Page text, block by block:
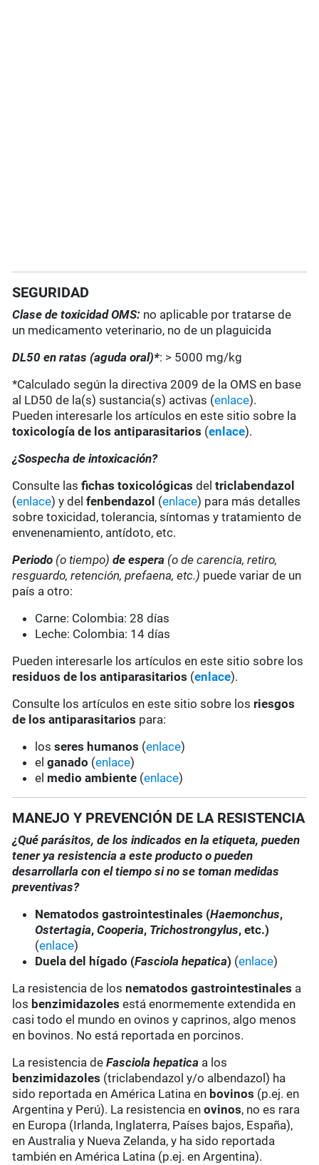
SEGURIDAD
Clase de toxicidad OMS: no aplicable por tratarse de
un medicamento veterinario, no de un plaguicida
DL50 en ratas (aguda oral)*: > 5000 mg/kg
*Calculado según la directiva 2009 de la OMS en base
al LD50 de la(s) sustancia(s) activas (enlace).
Pueden interesarle los artículos en este sitio sobre la
toxicología de los antiparasitarios (enlace).
¿Sospecha de intoxicación?
Consulte lasfichas toxicológicas deltriclabendazol
(enlace) y delfenbendazol (enlace) para más detalles
sobre toxicidad, tolerancia, síntomas y tratamiento de
envenenamiento, antídoto, etc.
Periodo (o tiempo) de espera (o de carencia, retiro,
resguardo, retención, prefaena, etc.) puede variar de un
país a otro:
Carne: Colombia: 28 días
Leche: Colombia: 14 días
Pueden interesarle los artículos en este sitio sobre los
residuos de los antiparasitarios (enlace).
Consulte los artículos en este sitio sobre los riesgos
de los antiparasitarios para:
losseres humanos (enlace)
elganado (enlace)
el medio ambiente (enlace)
MANEJO Y PREVENCIÓN DE LA RESISTENCIA
¿Qué parásitos, de los indicados en la etiqueta, pueden
tener ya resistencia a este producto o pueden
desarrollarla con el tiempo si no se toman medidas
preventivas?
Nematodos gastrointestinales (Haemonchus,
Ostertagia,Cooperia, Trichostrongylus, etc.)
(enlace)
Duela del hígado (Fasciola hepatica) (enlace)
La resistencia de losnematodos gastrointestinales a
los benzimidazoles está enormemente extendida en
casi todo el mundo en ovinos y caprinos, algo menos
en bovinos. No está reportada en porcinos.
La resistencia deFasciola hepatica a los
benzimidazoles (triclabendazol y/o albendazol) ha
sido reportada en América Latina en bovinos (p.ej. en
Argentina y Perú). La resistencia enovinos, no es rara
en Europa (Irlanda, Inglaterra, Países bajos, España),
en Australia y Nueva Zelanda, y ha sido reportada
también en América Latina (p.ej. en Argentina).